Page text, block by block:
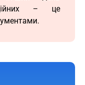
– це